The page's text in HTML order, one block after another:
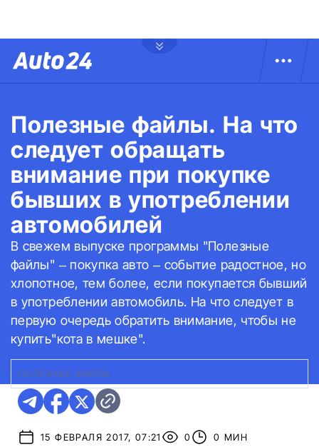
Полезные файлы. На что
следует обращать
внимание при покупке
бывших в употреблении
автомобилей
В свежем выпуске программы "Полезные
файлы" – покупка авто – событие радостное, но
хлопотное, тем более, если покупается бывший
в употреблении автомобиль. На что следует в
первую очередь обратить внимание, чтобы не
купить"кота в мешке".
ПОЛЕЗНЫЕ ФАЙЛЫ
15 ФЕВРАЛЯ 2017, 07:21 0 0 МИН